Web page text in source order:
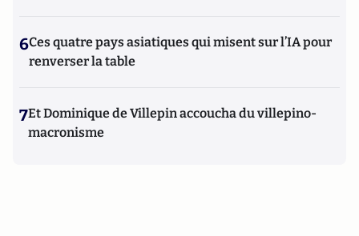
6Ces quatre pays asiatiques qui misent sur l’IA pour
renverser la table
7Et Dominique de Villepin accoucha du villepino-
macronisme